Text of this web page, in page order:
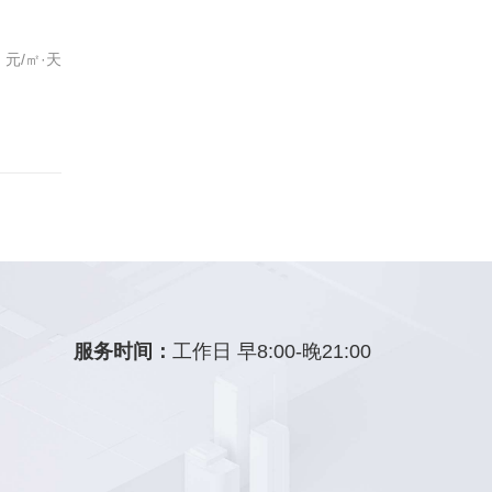
元/㎡·天
服务时间：工作日 早8:00-晚21:00